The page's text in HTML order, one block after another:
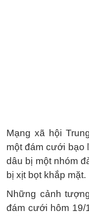
Mạng xã hội
một đám cưới bạo
dâu bị một nhóm
bị xịt bọt khắp mặt.
Những cảnh
đám cưới hôm